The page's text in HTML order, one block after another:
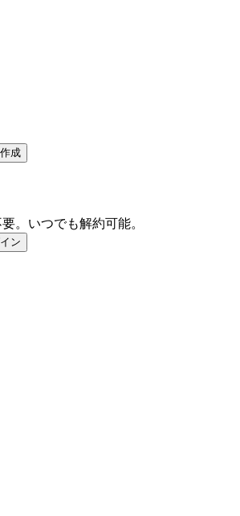
成
。いつでも解約可能。
ン